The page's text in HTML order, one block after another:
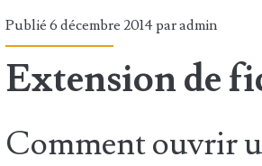
Publié 6 décembre 2014 paradmin
Extension de
Comment ouvrir